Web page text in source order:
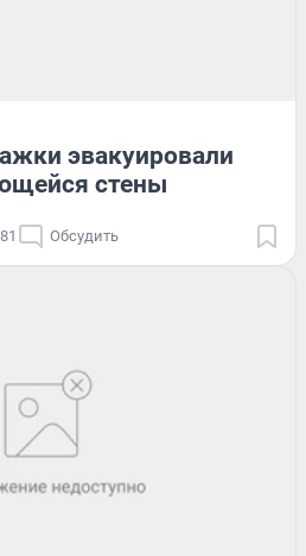
эвакуировали
стены
Обсудить